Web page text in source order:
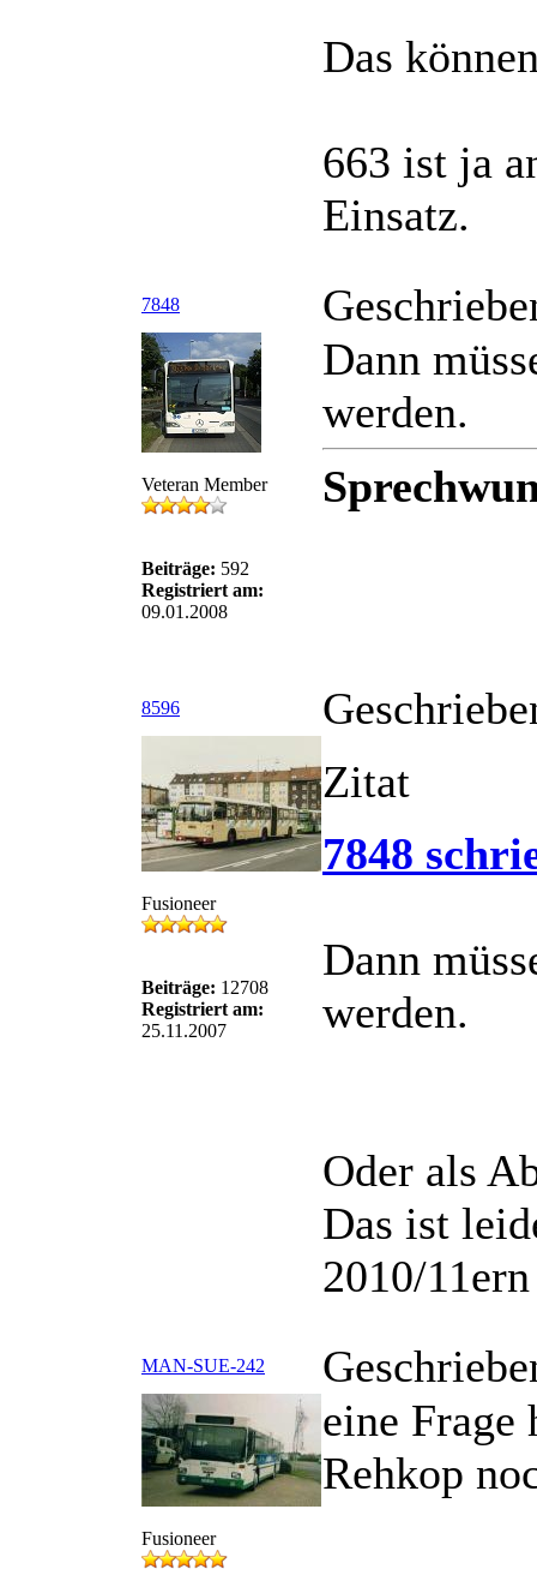
Das
663 ist ja
Einsatz.
7848
Veteran Member
Beiträge: 592
Registriert am:
09.01.2008
Dann
werden.
8596
Fusioneer
Beiträge: 12708
Registriert am:
25.11.2007
Zitat
7848
Dann
werden.
Oder als
Das ist
2010/
MAN-SUE-242
Fusioneer
eine Frage
Rehkop